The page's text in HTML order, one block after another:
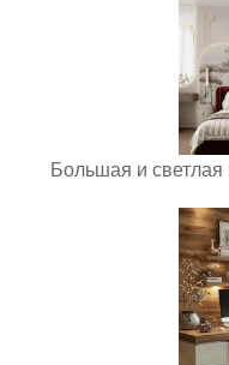
Большая и светлая